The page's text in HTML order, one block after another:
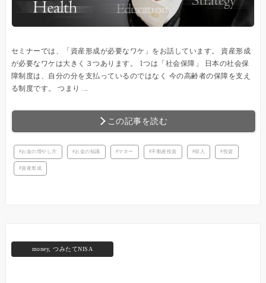
セミナーでは、「資産形成が必要なワケ」をお話しています。 資産形成
が必要なワケは大きく３つあります。 1つは「社会保障」 日本の社会保
障制度は、自分の分を支払っているのではなく 今の高齢者の保障を支え
る制度です。 つまり ...
この記事を読む
お金の増やし方 お金の知識 マネー 不動産投資 収入 投資
資産形成
money,つみたてNISA